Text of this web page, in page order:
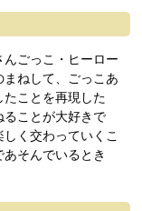
ごっこ・ヒーロー
ねして、ごっこあ
ことを再現した
ることが大好きで
く交わっていくこ
そんでいるとき